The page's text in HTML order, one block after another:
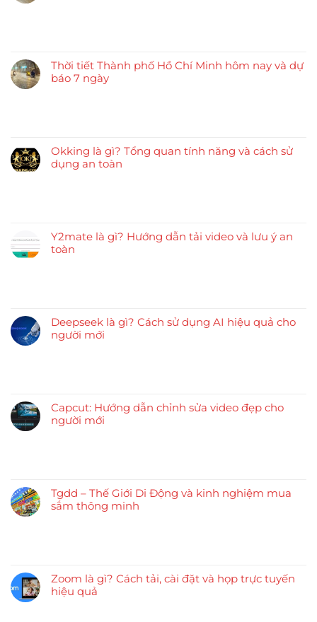
Thời tiết Thành phố Hồ Chí Minh hôm nay và dự
báo 7 ngày
Okking là gì? Tổng quan tính năng và cách sử
dụng an toàn
Y2mate là gì? Hướng dẫn tải video và lưu ý an
toàn
Deepseek là gì? Cách sử dụng AI hiệu quả cho
người mới
Capcut: Hướng dẫn chỉnh sửa video đẹp cho
người mới
Tgdd – Thế Giới Di Động và kinh nghiệm mua
sắm thông minh
Zoom là gì? Cách tải, cài đặt và họp trực tuyến
hiệu quả